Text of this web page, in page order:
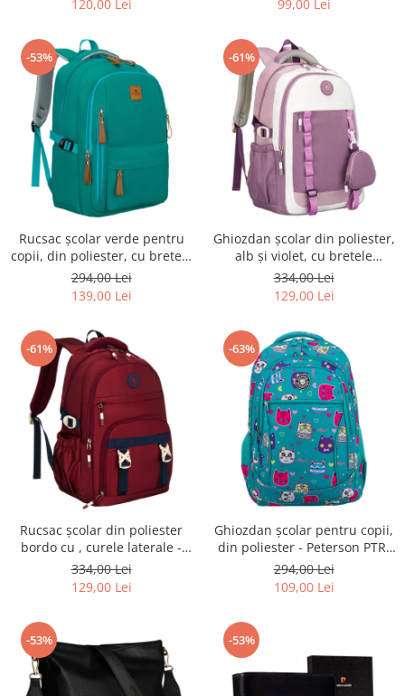
120,00 Lei 99,00 Lei
-53%
Rucsac școlar verde pentru
copii, din poliester, cu bretele
reglabile - Peterson PTR-PTN
BHX-01-9259 Gree
294,00 Lei
139,00 Lei
-61%
Ghiozdan școlar din poliester,
alb și violet, cu bretele
reglabile - Peterson PTR-PTN
8603-1303 PURPLE
334,00 Lei
129,00 Lei
-61%
Rucsac școlar din poliester
bordo cu , curele laterale -
Peterson PTR-PTN 8594-1402
BORDO
334,00 Lei
129,00 Lei
-63%
Ghiozdan școlar pentru copii,
din poliester - Peterson PTR-
PTN BIEDRONKA G28
294,00 Lei
109,00 Lei
-53% -53%